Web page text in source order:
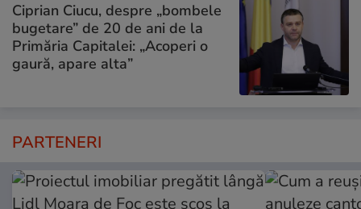
Ciprian Ciucu, despre „bombele
bugetare” de 20 de ani de la
Primăria Capitalei: „Acoperi o
gaură, apare alta”
PARTENERI